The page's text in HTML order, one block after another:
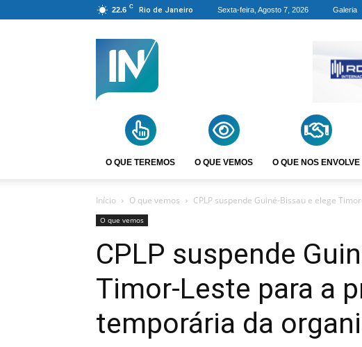
22.6 C Rio de Janeiro Sexta-feira, Agosto 7, 2026 Galeria
O QUE TEREMOS O QUE VEMOS O QUE NOS ENVOLVE
Início O que vemos CPLP suspende Guiné-Bissau e elege
O que vemos
CPLP suspende
Timor-Leste para a
temporária da